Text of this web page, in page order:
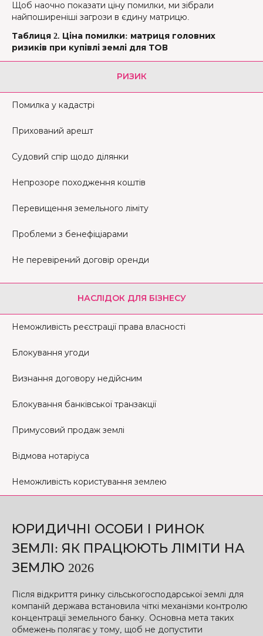
Щоб наочно показати ціну помилки, ми зібрали
найпоширеніші загрози в єдину матрицю.
Таблиця 2. Ціна помилки: матриця головних
ризиків при купівлі землі для ТОВ
РИЗИК
Помилка у кадастрі
Прихований арешт
Судовий спір щодо ділянки
Непрозоре походження коштів
Перевищення земельного ліміту
Проблеми з бенефіціарами
Не перевірений договір оренди
НАСЛІДОК ДЛЯ БІЗНЕСУ
Неможливість реєстрації права власності
Блокування угоди
Визнання договору недійсним
Блокування банківської транзакції
Примусовий продаж землі
Відмова нотаріуса
Неможливість користування землею
ЮРИДИЧНІ ОСОБИ І РИНОК
ЗЕМЛІ: ЯК ПРАЦЮЮТЬ ЛІМІТИ НА
ЗЕМЛЮ 2026
Після відкриття ринку сільськогосподарської землі для
компаній держава встановила чіткі механізми контролю
концентрації земельного банку. Основна мета таких
обмежень полягає у тому, щоб не допустити